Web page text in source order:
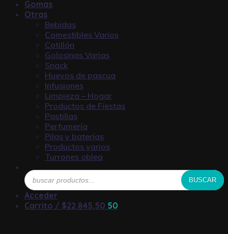
Gomas
Otras
Bebidas
Comestibles Varios
Cotillón
Golosinas Varias
Snack
Huevos de pascua
Infusiones
Limpieza – Hogar
Productos de Fiestas
Pastillas
Perfumería
Pilas y baterías
Productos varios
Turrones oblea
Búsqueda
de
productos
BUSCAR
Acceder
Carrito / $22.845,50 50